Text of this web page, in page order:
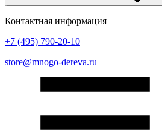
Контактная информация
+7 (495) 790-20-10
store@mnogo-dereva.ru